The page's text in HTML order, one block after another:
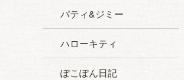
パティ&ジミー
ハローキティ
ぽこぽん日記